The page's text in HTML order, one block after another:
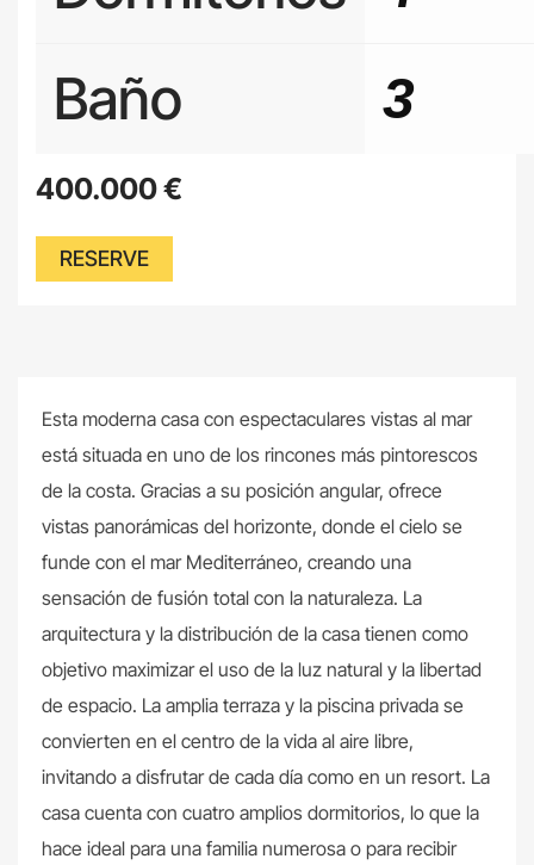
Baño 3
400.000€
RESERVE
Esta moderna casa con espectaculares vistas al mar
está situada en uno de los rincones más pintorescos
de la costa. Gracias a su posición angular, ofrece
vistas panorámicas del horizonte, donde el cielo se
funde con el mar Mediterráneo, creando una
sensación de fusión total con la naturaleza. La
arquitectura y la distribución de la casa tienen como
objetivo maximizar el uso de la luz natural y la libertad
de espacio. La amplia terraza y la piscina privada se
convierten en el centro de la vida al aire libre,
invitando a disfrutar de cada día como en un resort. La
casa cuenta con cuatro amplios dormitorios, lo que la
hace ideal para una familia numerosa o para recibir